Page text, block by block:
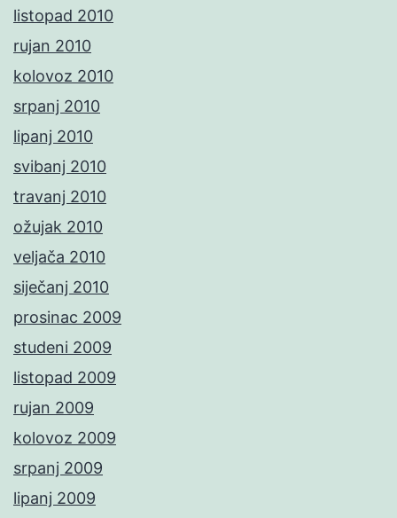
listopad 2010
rujan 2010
kolovoz 2010
srpanj 2010
lipanj 2010
svibanj 2010
travanj 2010
ožujak 2010
veljača 2010
siječanj 2010
prosinac 2009
studeni 2009
listopad 2009
rujan 2009
kolovoz 2009
srpanj 2009
lipanj 2009